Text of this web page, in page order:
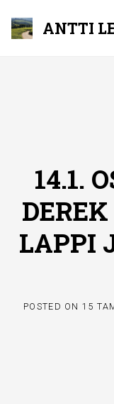
ANTTI
14.1.
LAPPI
POSTED ON 15